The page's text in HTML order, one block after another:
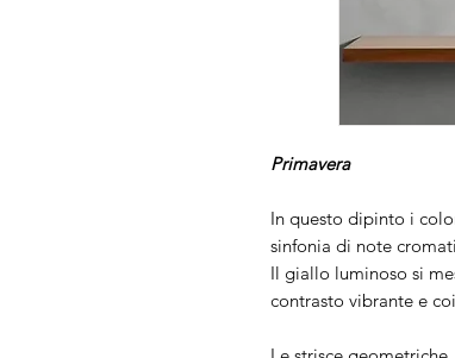
Primavera
In questo dipinto i
sinfonia di note
Il giallo luminoso si
contrasto vibrante e